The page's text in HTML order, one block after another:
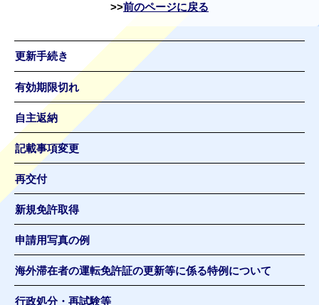
前のページに戻る
更新手続き
有効期限切れ
自主返納
記載事項変更
再交付
新規免許取得
申請用写真の例
海外滞在者の運転免許証の更新等に係る特例について
行政処分・再試験等